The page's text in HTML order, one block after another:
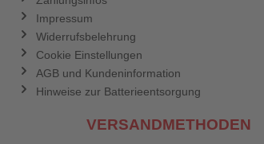
Impressum
Widerrufsbelehrung
Cookie Einstellungen
AGB und Kundeninformation
Hinweise zur Batterieentsorgung
VERSANDMETHODEN